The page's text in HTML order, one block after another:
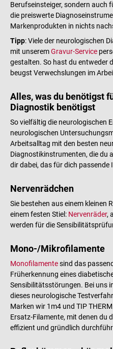
Berufseinsteiger, sondern auch
die preiswerte
Markenprodukten in nichts
Tipp: Viele der neurologischen
mit unseremGravur-Service
gestalten. So hast du entweder
beugst Verwechslungen im
Alles, was du benötigst
Diagnostik benötigst
So vielfältig die neurologischen
neurologischen
Arbeitsalltag mit den besten
Diagnostikinstrumenten, die du
dir dabei, das für dich
Nervenrädchen
Sie bestehen aus einem kleinen
einem festen Stiel: Nervenräder,
werden für die
Mono-/Mikrofilamente
Monofilamentesind das
Früherkennung eines
Sensibilitätsstörungen. Bei uns
dieses neurologische
Marken wir 1m4 und TIP
Ersatz-Filamente, mit denen du
effizient und gründlich